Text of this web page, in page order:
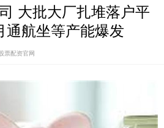
大批大厂扎堆落户平
通航坐等产能爆发
票配资官网